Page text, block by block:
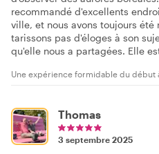
recommandé d'excellents
ville, et nous avons toujours été
tarissons pas d'éloges à son
qu'elle nous a partagées. Elle
Une expérience formidable du début
Thomas
3 septembre 2025